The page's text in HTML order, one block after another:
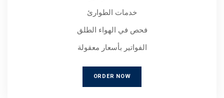
خدمات الطوارئ
فحص في الهواء الطلق
الفواتير بأسعار معقولة
ORDER NOW